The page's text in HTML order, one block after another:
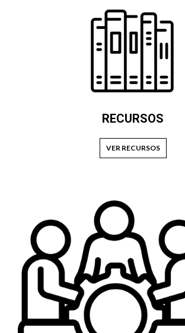
RECURSOS
VER RECURSOS